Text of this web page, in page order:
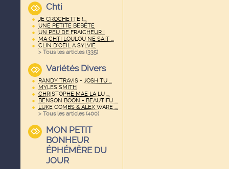
Chti
JE CROCHETTE !...
UNE PETITE BEBËTE
UN PEU DE FRAICHEUR !
MA CHTI LOULOU NE SAIT ...
CLIN D'OEIL A SYLVIE
> Tous les articles (335)
Variétés Divers
RANDY TRAVIS - JOSH TU ...
MYLES SMITH
CHRISTOPHE MAE LA LU ...
BENSON BOON - BEAUTIFU ...
LUKE COMBS & ALEX WARE ...
> Tous les articles (400)
MON PETIT
BONHEUR
ÉPHÉMÈRE DU
JOUR